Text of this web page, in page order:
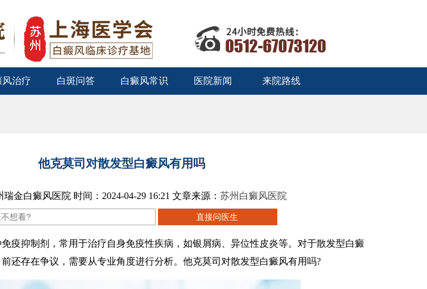
风治疗 白斑问答 白癜风常识 医院新闻 来院路线
他克莫司对散发型白癜风有用吗
金白癜风医院 时间：2024-04-29 16:21 文章来源： 苏州白癜风医院
疫抑制剂，常用于治疗自身免疫性疾病，如银屑病、异位性皮炎等。对于散发型白癜
还存在争议，需要从专业角度进行分析。他克莫司对散发型白癜风有用吗?